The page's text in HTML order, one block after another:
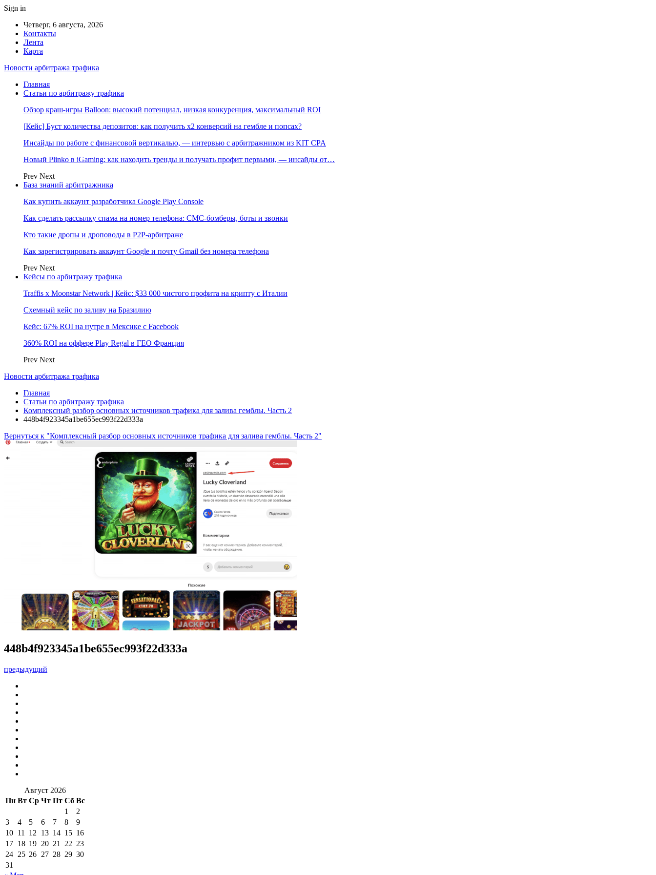
Sign in
Четверг, 6 августа, 2026
Контакты
Лента
Карта
Новости арбитража трафика
Главная
Статьи по арбитражу трафика
Обзор краш-игры Balloon: высокий потенциал, низкая конкуренция, максимальный ROI
[Кейс] Буст количества депозитов: как получить х2 конверсий на гембле и попсах?
Инсайды по работе с финансовой вертикалью, — интервью с арбитражником из KIT CPA
Новый Plinko в iGaming: как находить тренды и получать профит первыми, — инсайды от…
Prev Next
База знаний арбитражника
Как купить аккаунт разработчика Google Play Console
Как сделать рассылку спама на номер телефона: СМС-бомберы, боты и звонки
Кто такие дропы и дроповоды в P2P-арбитраже
Как зарегистрировать аккаунт Google и почту Gmail без номера телефона
Prev Next
Кейсы по арбитражу трафика
Traffis x Moonstar Network | Кейс: $33 000 чистого профита на крипту с Италии
Схемный кейс по заливу на Бразилию
Кейс: 67% ROI на нутре в Мексике с Facebook
360% ROI на оффере Play Regal в ГЕО Франция
Prev Next
Новости арбитража трафика
Главная
Статьи по арбитражу трафика
Комплексный разбор основных источников трафика для залива гемблы. Часть 2
448b4f923345a1be655ec993f22d333a
Вернуться к "Комплексный разбор основных источников трафика для залива гемблы. Часть 2"
448b4f923345a1be655ec993f22d333a
предыдущий
Август 2026
Пн Вт Ср Чт Пт Сб Вс
1
2
3
4 5 6 7 8
9
10 11 12 13 14 15 16
17 18 19 20 21 22 23
24 25 26 27 28 29 30
31